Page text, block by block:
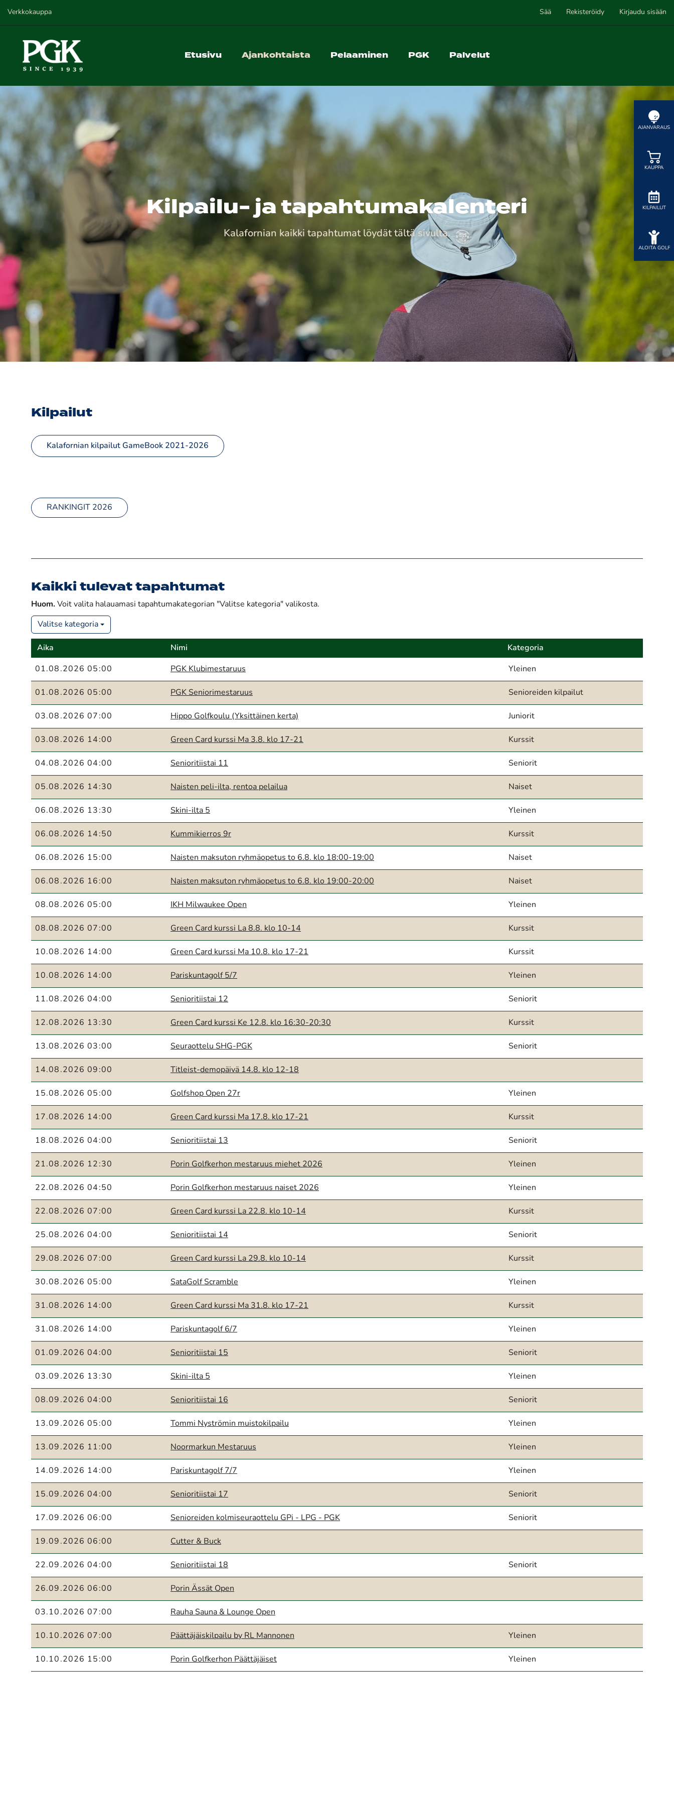
Verkkokauppa Sää Rekisteröidy Kirjaudu sisään
Etusivu Ajankohtaista Pelaaminen PGK Palvelut
AJANVARAUS
KAUPPA
KILPAILUT
ALOITA GOLF
Kilpailu- ja tapahtumakalenteri
Kalafornian kaikki tapahtumat löydät tältä sivulta.
Kilpailut
Kalafornian kilpailut GameBook 2021-2026
RANKINGIT 2026
Kaikki tulevat tapahtumat
Huom. Voit valita halauamasi tapahtumakategorian "Valitse kategoria" valikosta.
Valitse kategoria
Aika Nimi Kategoria
01.08.2026 05:00 PGK Klubimestaruus Yleinen
01.08.2026 05:00 PGK Seniorimestaruus Senioreiden kilpailut
03.08.2026 07:00 Hippo Golfkoulu (Yksittäinen kerta) Juniorit
03.08.2026 14:00 Green Card kurssi Ma 3.8. klo 17-21 Kurssit
04.08.2026 04:00 Senioritiistai 11 Seniorit
05.08.2026 14:30 Naisten peli-ilta, rentoa pelailua Naiset
06.08.2026 13:30 Skini-ilta 5 Yleinen
06.08.2026 14:50 Kummikierros 9r Kurssit
06.08.2026 15:00 Naisten maksuton ryhmäopetus to 6.8. klo 18:00-19:00 Naiset
06.08.2026 16:00 Naisten maksuton ryhmäopetus to 6.8. klo 19:00-20:00 Naiset
08.08.2026 05:00 IKH Milwaukee Open Yleinen
08.08.2026 07:00 Green Card kurssi La 8.8. klo 10-14 Kurssit
10.08.2026 14:00 Green Card kurssi Ma 10.8. klo 17-21 Kurssit
10.08.2026 14:00 Pariskuntagolf 5/7 Yleinen
11.08.2026 04:00 Senioritiistai 12 Seniorit
12.08.2026 13:30 Green Card kurssi Ke 12.8. klo 16:30-20:30 Kurssit
13.08.2026 03:00 Seuraottelu SHG-PGK Seniorit
14.08.2026 09:00 Titleist-demopäivä 14.8. klo 12-18
15.08.2026 05:00 Golfshop Open 27r Yleinen
17.08.2026 14:00 Green Card kurssi Ma 17.8. klo 17-21 Kurssit
18.08.2026 04:00 Senioritiistai 13 Seniorit
21.08.2026 12:30 Porin Golfkerhon mestaruus miehet 2026 Yleinen
22.08.2026 04:50 Porin Golfkerhon mestaruus naiset 2026 Yleinen
22.08.2026 07:00 Green Card kurssi La 22.8. klo 10-14 Kurssit
25.08.2026 04:00 Senioritiistai 14 Seniorit
29.08.2026 07:00 Green Card kurssi La 29.8. klo 10-14 Kurssit
30.08.2026 05:00 SataGolf Scramble Yleinen
31.08.2026 14:00 Green Card kurssi Ma 31.8. klo 17-21 Kurssit
31.08.2026 14:00 Pariskuntagolf 6/7 Yleinen
01.09.2026 04:00 Senioritiistai 15 Seniorit
03.09.2026 13:30 Skini-ilta 5 Yleinen
08.09.2026 04:00 Senioritiistai 16 Seniorit
13.09.2026 05:00 Tommi Nyströmin muistokilpailu Yleinen
13.09.2026 11:00 Noormarkun Mestaruus Yleinen
14.09.2026 14:00 Pariskuntagolf 7/7 Yleinen
15.09.2026 04:00 Senioritiistai 17 Seniorit
17.09.2026 06:00 Senioreiden kolmiseuraottelu GPi - LPG - PGK Seniorit
19.09.2026 06:00 Cutter & Buck
22.09.2026 04:00 Senioritiistai 18 Seniorit
26.09.2026 06:00 Porin Ässät Open
03.10.2026 07:00 Rauha Sauna & Lounge Open
10.10.2026 07:00 Päättäjäiskilpailu by RL Mannonen Yleinen
10.10.2026 15:00 Porin Golfkerhon Päättäjäiset Yleinen